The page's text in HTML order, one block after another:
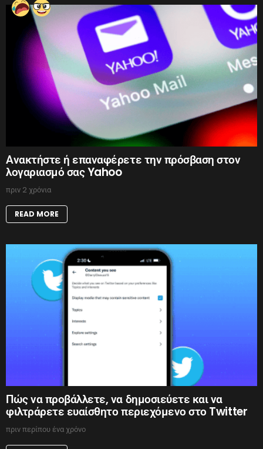
Ανακτήστε ή επαναφέρετε την πρόσβαση στον
λογαριασμό σας Yahoo
πριν 2 χρόνια
READ MORE
Πώς να προβάλλετε, να δημοσιεύετε και να
φιλτράρετε ευαίσθητο περιεχόμενο στο Twitter
πριν περίπου ένα χρόνο